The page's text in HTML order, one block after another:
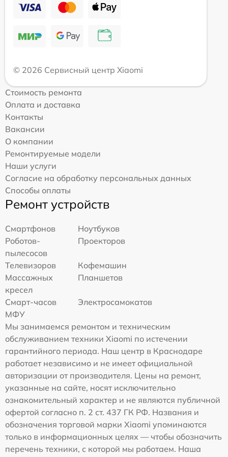
© 2026 Сервисный центр Xiaomi
Стоимость ремонта
Оплата и доставка
Контакты
Вакансии
О компании
Ремонтируемые модели
Наши услуги
Согласие на обработку персональных данных
Способы оплаты
Ремонт устройств
Смартфонов
Ноутбуков
Роботов-
пылесосов
Проекторов
Телевизоров
Кофемашин
Массажных
кресел
Планшетов
Смарт-часов
Электросамокатов
МФУ
Мы занимаемся ремонтом и техническим
обслуживанием техники Xiaomi по истечении
гарантийного периода. Наш центр в Краснодаре
работает независимо и не имеет официальной
авторизации от производителя. Цены на ремонт,
указанные на сайте, носят исключительно
ознакомительный характер и не являются публичной
офертой согласно п. 2 ст. 437 ГК РФ. Названия и
обозначения торговой марки Xiaomi упоминаются
только в информационных целях — чтобы обозначить
перечень техники, с которой мы работаем. Наша